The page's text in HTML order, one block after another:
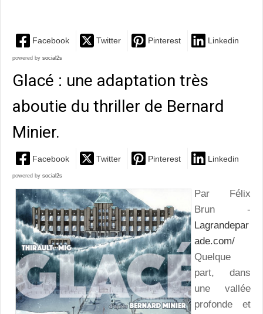
Facebook Twitter Pinterest Linkedin
powered by social2s
Glacé : une adaptation très
aboutie du thriller de Bernard
Minier.
Facebook Twitter Pinterest Linkedin
powered by social2s
Par Félix
Brun -
Lagrandepar
ade.com/
Quelque
part, dans
une vallée
profonde et